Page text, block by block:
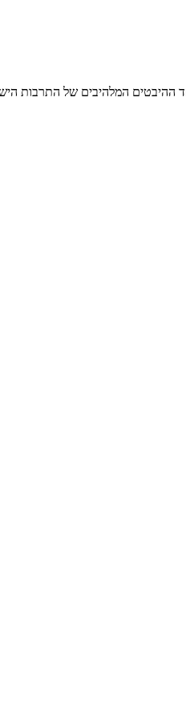
המלהיבים של התרבות